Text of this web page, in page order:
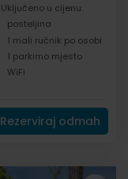
Uključeno u cijenu:
posteljina
1 mali ručnik po osobi
1 parkirno mjesto
WiFi
Rezerviraj odmah